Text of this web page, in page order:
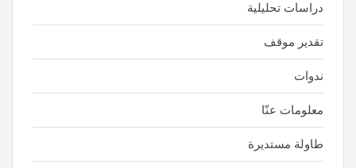
دراسات تحليلية
تقدير موقف
ندوات
معلومات عنّا
طاولة مستديرة